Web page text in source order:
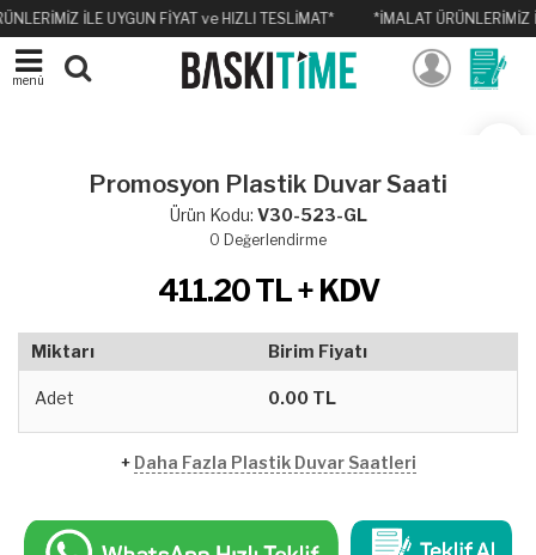
İLE UYGUN FİYAT ve HIZLI TESLİMAT* *İMALAT ÜRÜNLERİMİZ
menü
Promosyon Plastik Duvar Saati
Ürün Kodu: V30-523-GL
0 Değerlendirme
411.20TL + KDV
Miktarı Birim Fiyatı
Adet 0.00 TL
+ Daha Fazla Plastik Duvar Saatleri